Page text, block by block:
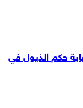
حكم الذيول في